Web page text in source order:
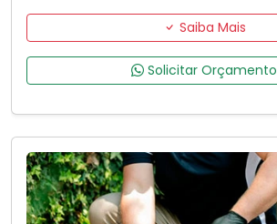
Saiba Mais
Solicitar Orçamento